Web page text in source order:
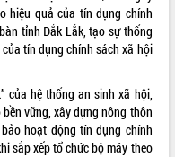
hiệu quả của tín dụng chính
tỉnh Đắk Lắk, tạo sự thống
tín dụng chính sách xã hội
của hệ thống an sinh xã hội,
vững, xây dựng nông thôn
hoạt động tín dụng chính
sắp xếp tổ chức bộ máy theo